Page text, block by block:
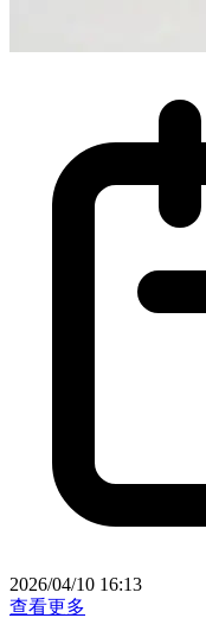
2026/04/10 16:13
查看更多